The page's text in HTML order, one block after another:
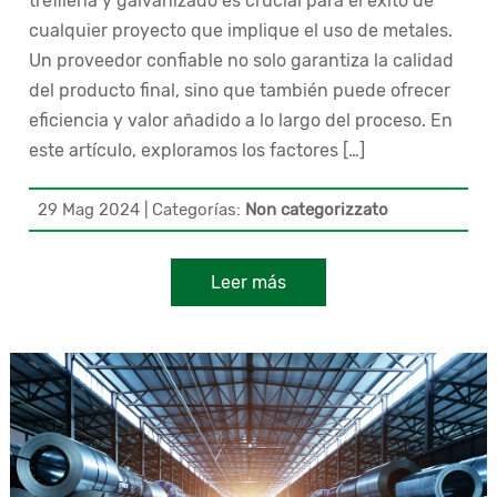
cualquier proyecto que implique el uso de metales.
Un proveedor confiable no solo garantiza la calidad
del producto final, sino que también puede ofrecer
eficiencia y valor añadido a lo largo del proceso. En
este artículo, exploramos los factores […]
29 Mag 2024| Categorías: Non categorizzato
Leer más